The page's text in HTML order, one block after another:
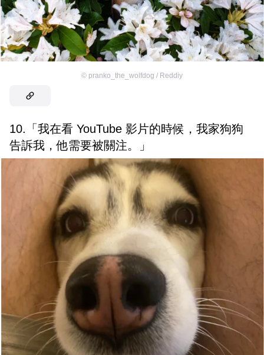
© pranko_the_wolfdog / Reddiy
10.「我在看 YouTube 影片的時候，我家狗狗
告訴我，他需要被關注。」